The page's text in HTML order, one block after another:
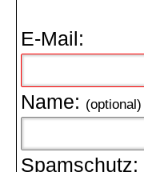
E-Mail:
Name: (optional)
Spamschutz: